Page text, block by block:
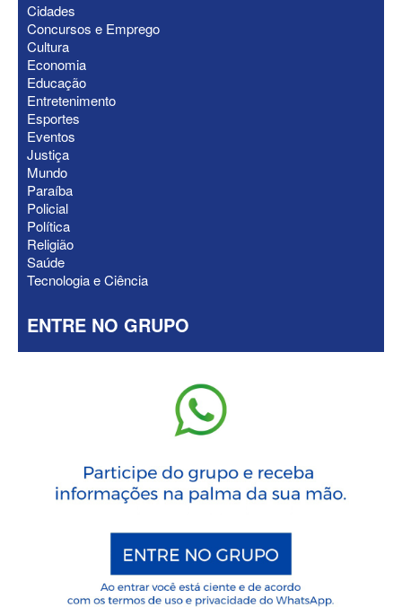
ELEIÇÕES 2026 - Nabor Vanderley
pede primeiro voto em João Azevêdo e
oficializa Daniella Ribeiro como
suplente
Cidades
Concursos e Emprego
Cultura
Economia
Educação
Entretenimento
Esportes
Eventos
Justiça
Mundo
Paraíba
Policial
Política
Religião
Saúde
Tecnologia e Ciência
ENTRE NO GRUPO